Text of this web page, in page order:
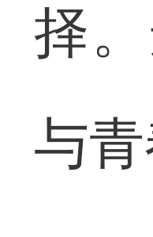
择
与